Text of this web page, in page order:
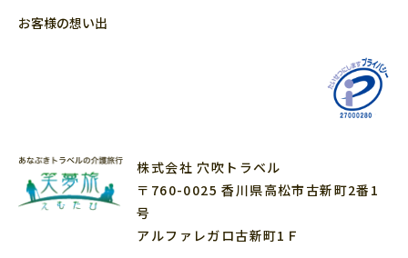
お客様の想い出
株式会社 穴吹トラベル
〒760-0025 香川県高松市古新町2番1
号
アルファレガロ古新町1Ｆ